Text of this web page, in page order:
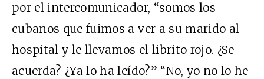
por el intercomunicador, “somos los
cubanos que fuimos a ver a su marido al
hospital y le llevamos el librito rojo. ¿Se
acuerda? ¿Ya lo ha leído?” “No, yo no lo he